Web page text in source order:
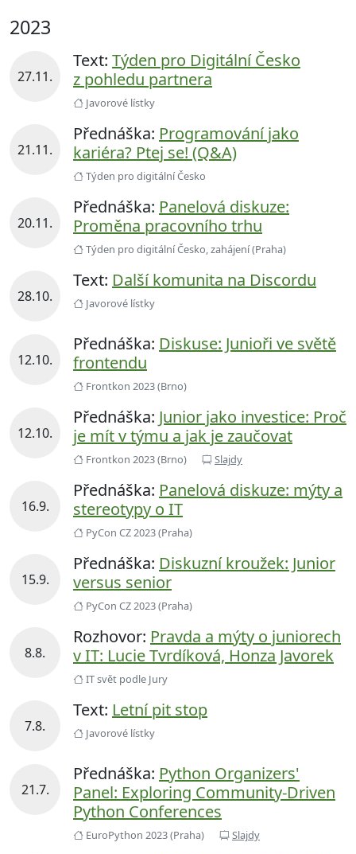
2023
27.11.
Text: Týden pro Digitální Česko
z pohledu partnera
Javorové lístky
21.11.
Přednáška: Programování jako
kariéra? Ptej se! (Q&A)
Týden pro digitální Česko
20.11.
Přednáška: Panelová diskuze:
Proměna pracovního trhu
Týden pro digitální Česko, zahájení (Praha)
28.10.
Text: Další komunita na Discordu
Javorové lístky
12.10.
Přednáška: Diskuse: Junioři ve světě
frontendu
Frontkon 2023 (Brno)
12.10.
Přednáška: Junior jako investice: Proč
je mít v týmu a jak je zaučovat
Frontkon 2023 (Brno) Slajdy
16.9.
Přednáška: Panelová diskuze: mýty a
stereotypy o IT
PyCon CZ 2023 (Praha)
15.9.
Přednáška: Diskuzní kroužek: Junior
versus senior
PyCon CZ 2023 (Praha)
8.8.
Rozhovor: Pravda a mýty o juniorech
v IT: Lucie Tvrdíková, Honza Javorek
IT svět podle Jury
7.8.
Text: Letní pit stop
Javorové lístky
21.7.
Přednáška: Python Organizers'
Panel: Exploring Community-Driven
Python Conferences
EuroPython 2023 (Praha) Slajdy